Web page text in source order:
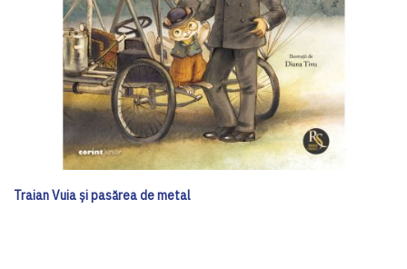
Traian Vuia și pasărea de metal